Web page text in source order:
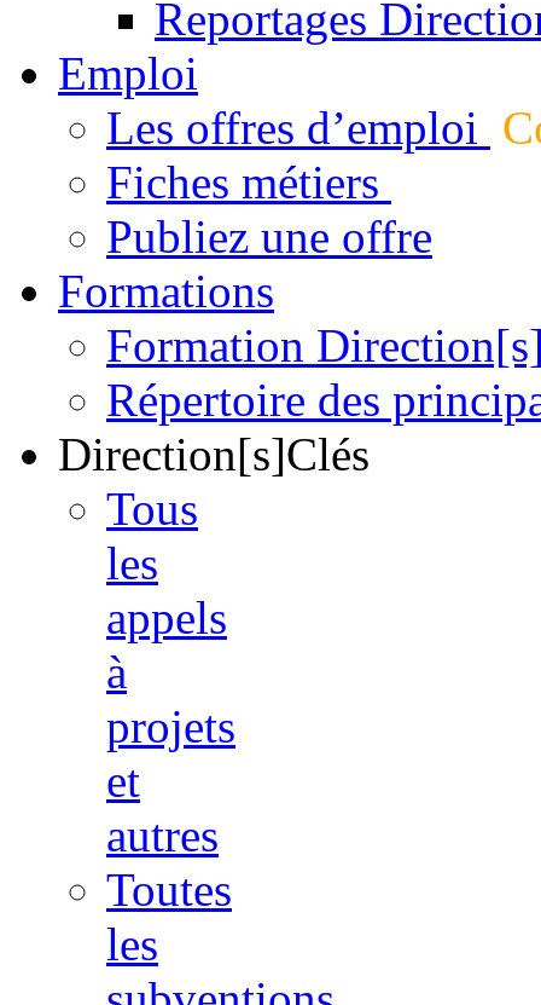
Reportages
Emploi
Les offres d’emploi
Fiches métiers
Publiez une offre
Formations
Formation
Répertoire des
Direction[s]Clés
Tous
les
appels
à
projets
et
autres
Toutes
les